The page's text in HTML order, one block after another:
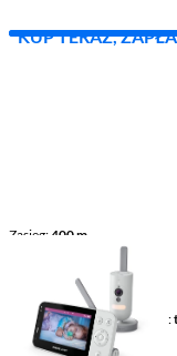
KUP TERAZ,
Zasięg 400 m
sieciowo-
akumulatorowe
Wskaźnik ładowania baterii